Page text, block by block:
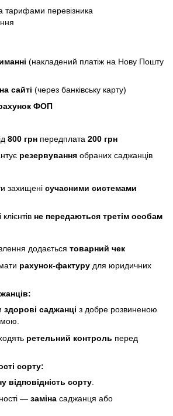
тарифами перевізника
(накладений платіж на Нову Пошту
сайті (через банківську карту)
ФОП
800 грн передплата 200 грн
резервування обраних саджанців
захищені сучасними системами
не передаються третім особам
додається товарний чек
рахунок-фактуру для юридичних
здорові саджанці з добре розвиненою
ретельний контроль перед
сорту:
відповідність сорту
— заміна саджанця або